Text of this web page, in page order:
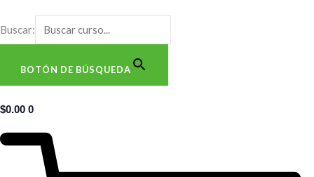
Buscar:
BOTÓN DE BÚSQUEDA
$0.00 0